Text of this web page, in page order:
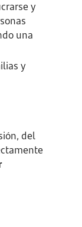
y
una
y
del